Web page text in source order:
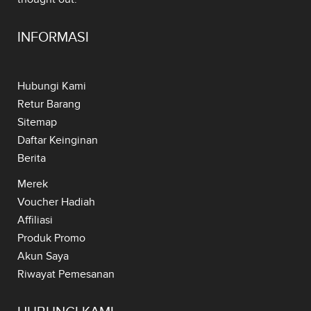
INFORMASI
Hubungi Kami
Retur Barang
Sitemap
Daftar Keinginan
Berita
Merek
Voucher Hadiah
Affiliasi
Produk Promo
Akun Saya
Riwayat Pemesanan